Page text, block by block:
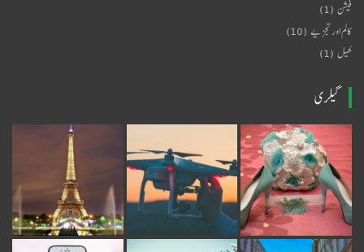
فیشن (1)
کالم اور تجزیے (10)
کھیل (1)
گیلری